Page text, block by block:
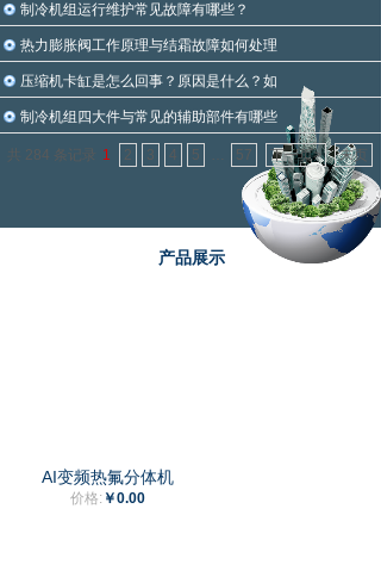
制冷机组运行维护常见故障有哪些？
热力膨胀阀工作原理与结霜故障如何处理
压缩机卡缸是怎么回事？原因是什么？如
制冷机组四大件与常见的辅助部件有哪些
共 284 条记录 1 2 3 4 5 … 57 下一页> 末页
产品展示
AI变频热氟分体机
价格: ￥0.00